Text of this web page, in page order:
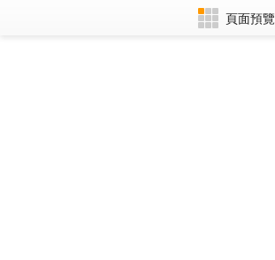
頁面預覽